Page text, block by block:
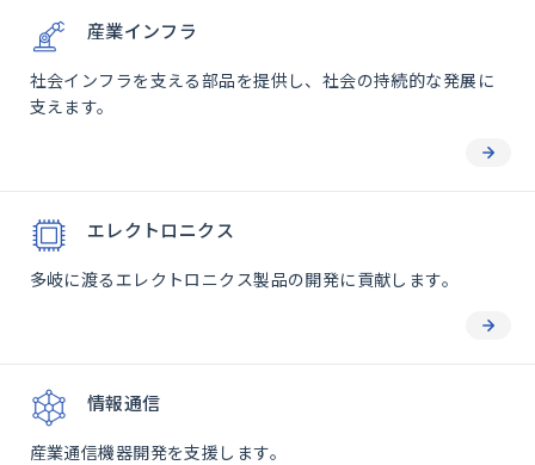
産業インフラ
社会インフラを支える部品を提供し、社会の持続的な発展に
支えます。
エレクトロニクス
多岐に渡るエレクトロニクス製品の開発に貢献します。
情報通信
産業通信機器開発を支援します。